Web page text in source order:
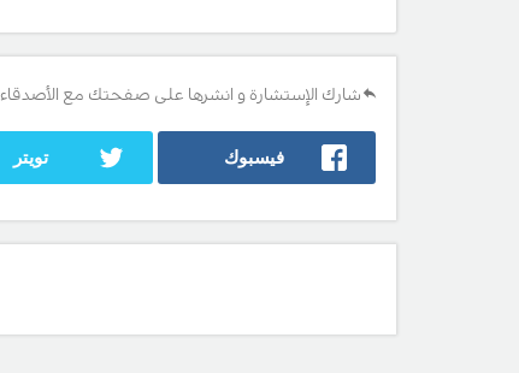
شارك الإستشارة و انشرها على صفحتك مع
فيسبوك تويتر